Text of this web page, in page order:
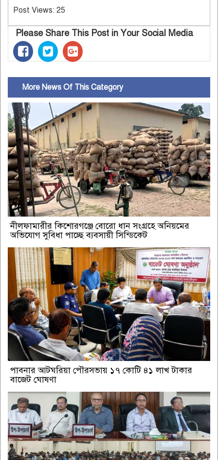
Post Views: 25
Please Share This Post in Your Social Media
More News Of This Category
নীলফামারীর কিশোরগঞ্জে বোরো ধান সংগ্রহে অনিয়মের
অভিযোগ সুবিধা পাচ্ছে ব্যবসায়ী সিন্ডিকেট
পাবনার আটঘরিয়া পৌরসভায় ১৭ কোটি ৪১ লাখ টাকার
বাজেট ঘোষণা